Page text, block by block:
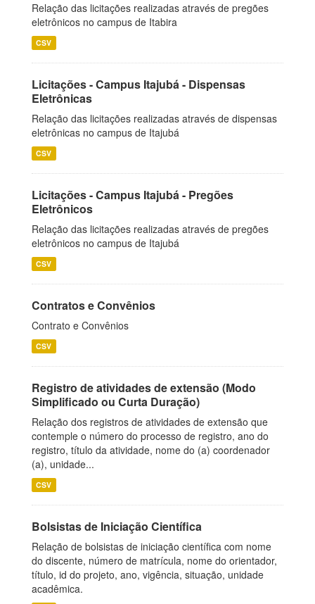
Relação das licitações realizadas através de pregões
eletrônicos no campus de Itabira
CSV
Licitações - Campus Itajubá - Dispensas
Eletrônicas
Relação das licitações realizadas através de dispensas
eletrônicas no campus de Itajubá
CSV
Licitações - Campus Itajubá - Pregões
Eletrônicos
Relação das licitações realizadas através de pregões
eletrônicos no campus de Itajubá
CSV
Contratos e Convênios
Contrato e Convênios
CSV
Registro de atividades de extensão (Modo
Simplificado ou Curta Duração)
Relação dos registros de atividades de extensão que
contemple o número do processo de registro, ano do
registro, título da atividade, nome do (a) coordenador
(a), unidade...
CSV
Bolsistas de Iniciação Científica
Relação de bolsistas de iniciação científica com nome
do discente, número de matrícula, nome do orientador,
título, id do projeto, ano, vigência, situação, unidade
acadêmica.